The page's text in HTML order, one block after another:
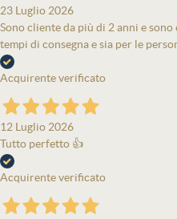
23 Luglio 2026
Sono cliente da più di 2 anni e
tempi di consegna e sia per le
Acquirente verificato
12 Luglio 2026
Tutto perfetto 👍
Acquirente verificato